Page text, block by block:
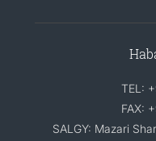
TEL:
FAX:
SALGY: Mazari